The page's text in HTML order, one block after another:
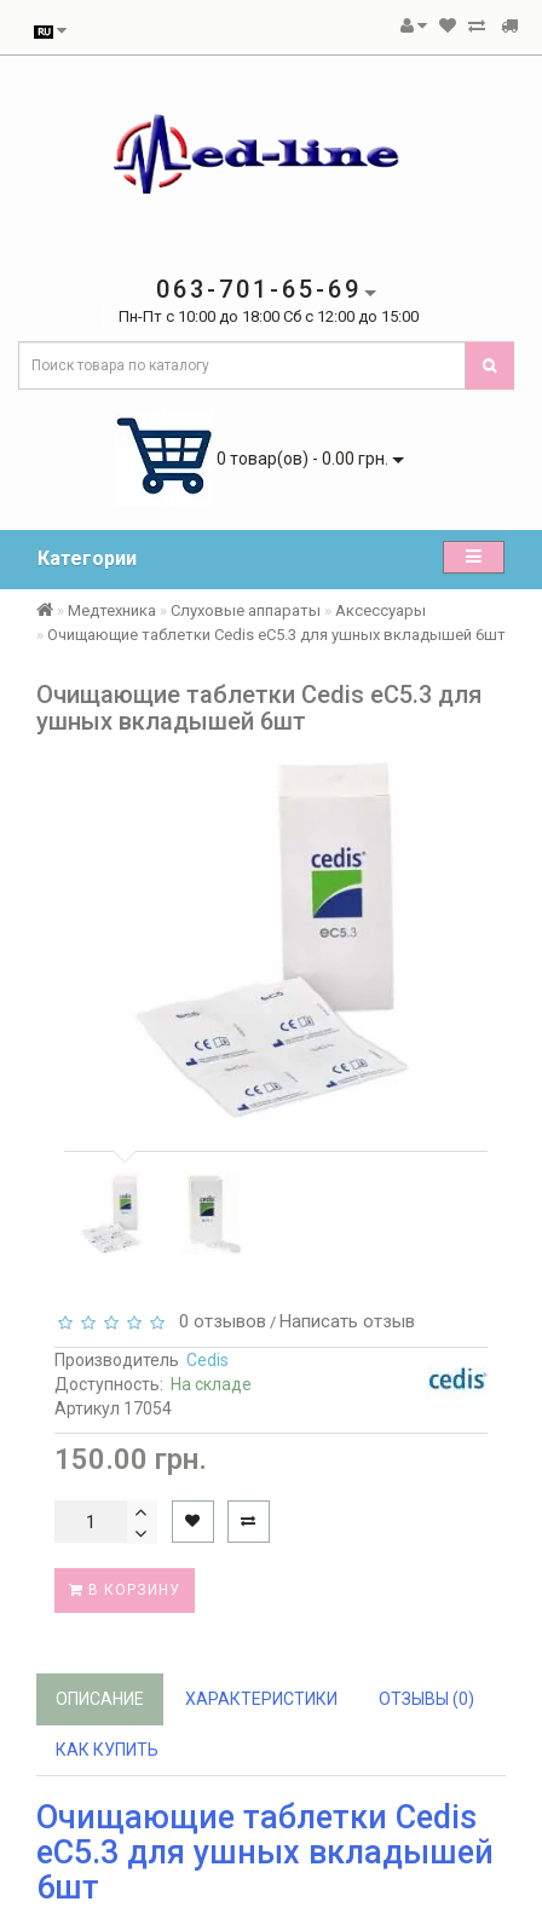
063-701-65-69
Пн-Пт с 10:00 до 18:00 Сб с 12:00 до 15:00
0 товар(ов) - 0.00 грн.
Категории
Медтехника Слуховые аппараты
Аксессуары
Очищающие таблетки Cedis eC5.3 для ушных вкладышей 6шт
Очищающие таблетки Cedis eC5.3 для
ушных вкладышей 6шт
0 отзывов / Написать отзыв
Производитель Cedis
Доступность: На складе
Артикул 17054
150.00 грн.
В КОРЗИНУ
ОПИСАНИЕ ХАРАКТЕРИСТИКИ ОТЗЫВЫ (0)
КАК КУПИТЬ
Очищающие таблетки Cedis
eC5.3 для ушных вкладышей
6шт